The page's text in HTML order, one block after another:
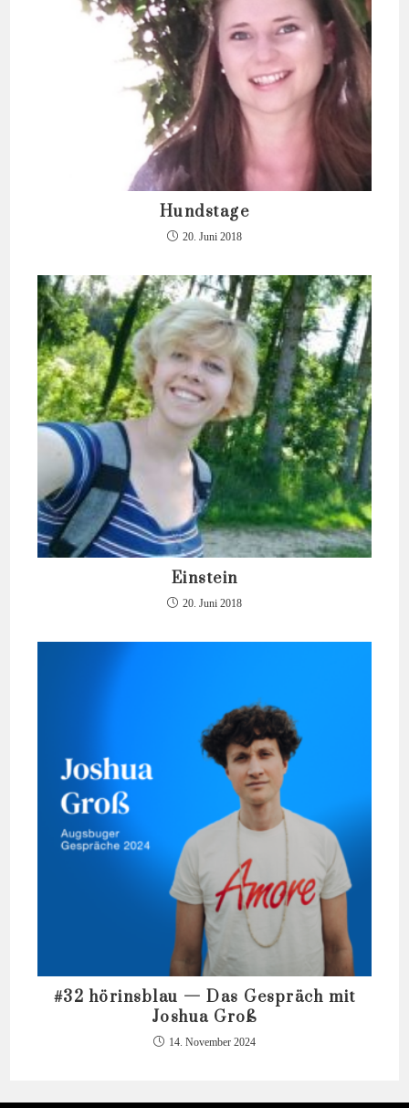
Hundstage
20. Juni 2018
Einstein
20. Juni 2018
#32 hörinsblau — Das Gespräch mit
Joshua Groß
14. November 2024